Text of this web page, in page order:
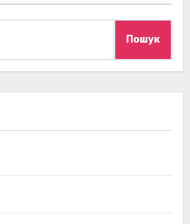
Пошук